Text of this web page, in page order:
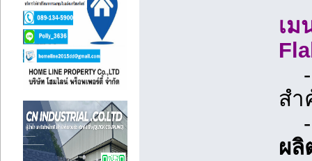
เม
-
สำ
ผลิ